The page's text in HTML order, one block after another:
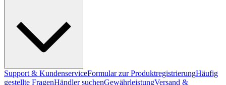
Support & KundenserviceFormular zur ProduktregistrierungHäufig
gestellte FragenHändler suchenGewährleistungVersand &